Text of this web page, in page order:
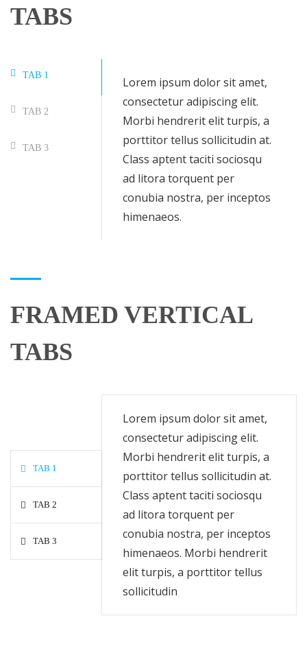
TABS
TAB 1
TAB 2
TAB 3
Lorem ipsum dolor sit amet,
consectetur adipiscing elit.
Morbi hendrerit elit turpis, a
porttitor tellus sollicitudin at.
Class aptent taciti sociosqu
ad litora torquent per
conubia nostra, per inceptos
himenaeos.
FRAMED VERTICAL
TABS
TAB 1
TAB 2
TAB 3
Lorem ipsum dolor sit amet,
consectetur adipiscing elit.
Morbi hendrerit elit turpis, a
porttitor tellus sollicitudin at.
Class aptent taciti sociosqu
ad litora torquent per
conubia nostra, per inceptos
himenaeos. Morbi hendrerit
elit turpis, a porttitor tellus
sollicitudin